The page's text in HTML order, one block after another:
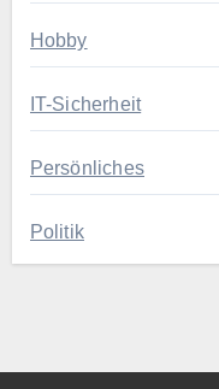
Hobby
IT-Sicherheit
Persönliches
Politik